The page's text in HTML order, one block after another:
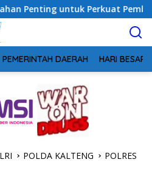
Perkuat Pembangunan Desa
PEMERINTAH DAERAH HARI BESAR
POLDA KALTENG
POLRES